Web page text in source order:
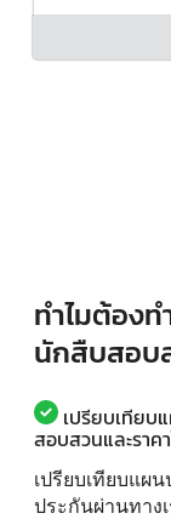
ทำไมต้อง
นักสืบสอบ
เปรียบเทียบ
สอบสวนและราค
เปรียบเทียบแผ
ประกันผ่านทาง